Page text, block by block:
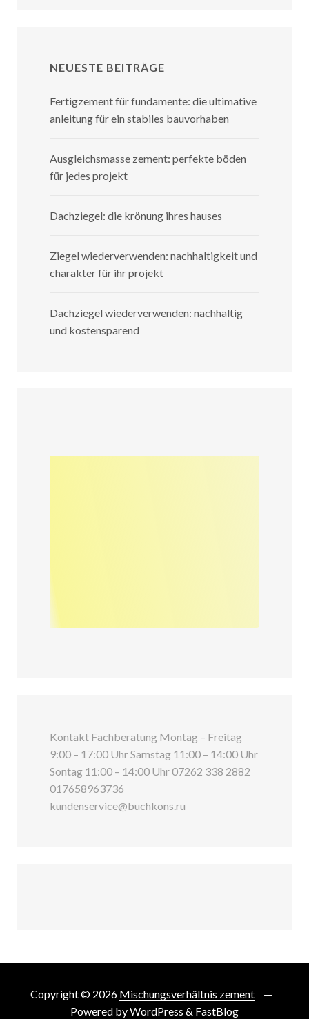
NEUESTE BEITRÄGE
Fertigzement für fundamente: die ultimative
anleitung für ein stabiles bauvorhaben
Ausgleichsmasse zement: perfekte böden
für jedes projekt
Dachziegel: die krönung ihres hauses
Ziegel wiederverwenden: nachhaltigkeit und
charakter für ihr projekt
Dachziegel wiederverwenden: nachhaltig
und kostensparend
Kontakt Fachberatung Montag – Freitag
9:00 – 17:00 Uhr Samstag 11:00 – 14:00 Uhr
Sontag 11:00 – 14:00 Uhr 07262 338 2882
017658963736
kundenservice@buchkons.ru
Copyright © 2026 Mischungsverhältnis zement
Powered byWordPress & FastBlog